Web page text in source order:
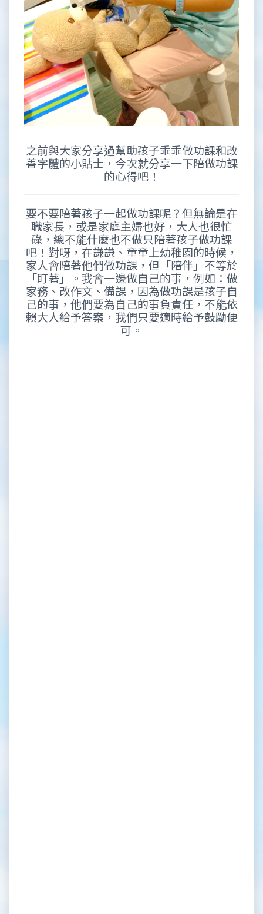
之前與大家分享過幫助孩子乖乖做功課和改
善字體的小貼士，今次就分享一下陪做功課
的心得吧！
要不要陪著孩子一起做功課呢？但無論是在
職家長，或是家庭主婦也好，大人也很忙
碌，總不能什麼也不做只陪著孩子做功課
吧！對呀，在謙謙、童童上幼稚園的時候，
家人會陪著他們做功課，但「陪伴」不等於
「盯著」。我會一邊做自己的事，例如：做
家務、改作文、備課，因為做功課是孩子自
己的事，他們要為自己的事負責任，不能依
賴大人給予答案，我們只要適時給予鼓勵便
可。